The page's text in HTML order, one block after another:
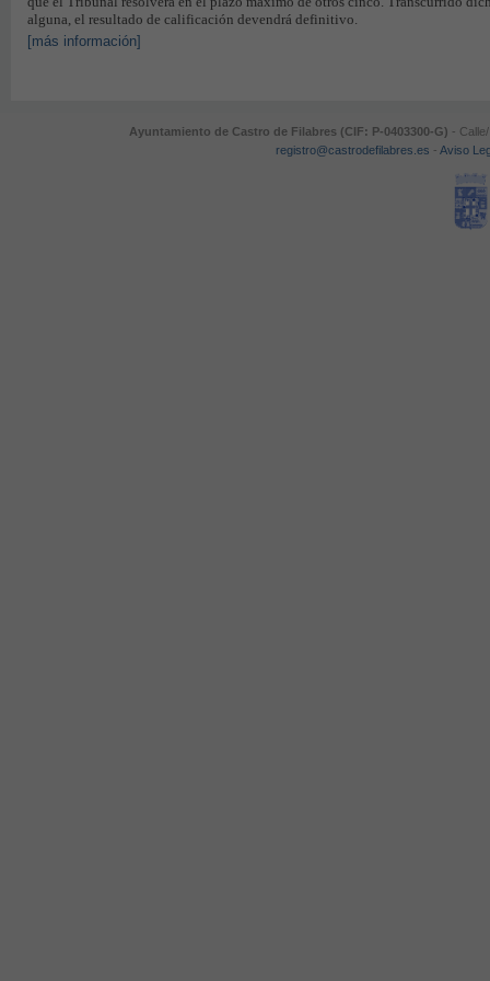
alguna, el resultado de calificación devendrá definitivo.
[más información]
Ayuntamiento de Castro de Filabres (CIF: P-0403300-G) -
registro@castrodefilabres.es - Aviso